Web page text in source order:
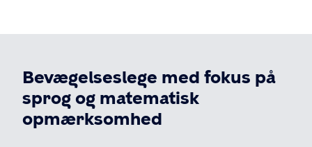
Bevægelseslege med fokus på
sprog og matematisk
opmærksomhed